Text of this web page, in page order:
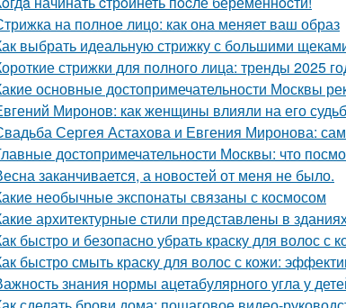
на полное лицо: как она меняет ваш образ
выбрать идеальную стрижку с большими
стрижки для полного лица: тренды 2025
основные достопримечательности Москвы
Миронов: как женщины влияли на его
Сергея Астахова и Евгения Миронова:
достопримечательности Москвы: что
заканчивается, а новостей от меня не было.
необычные экспонаты связаны с космосом
архитектурные стили представлены в
быстро и безопасно убрать краску для волос с
быстро смыть краску для волос с кожи:
знания нормы ацетабулярного угла у